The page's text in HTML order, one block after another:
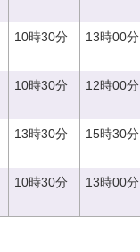
10時30分 13時00分
10時30分 12時00分
13時30分 15時30分
10時30分 13時00分